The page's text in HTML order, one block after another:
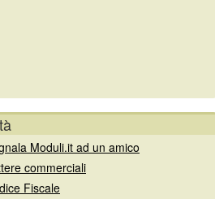
Moduli.it ad un amico
commerciali
Fiscale